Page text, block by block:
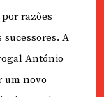
razões
A
António
um novo